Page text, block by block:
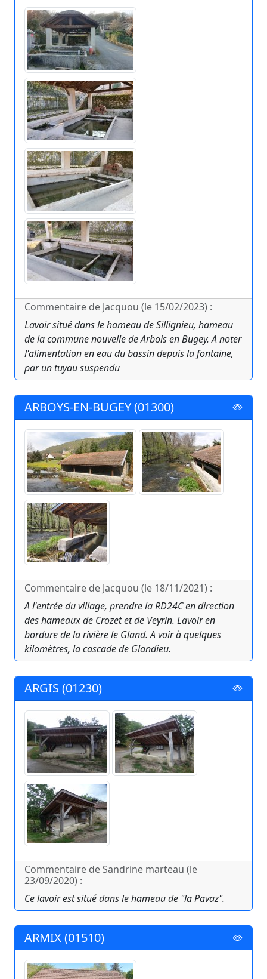
Commentaire de Jacquou (le 15/02/2023) :
Lavoir situé dans le hameau de Sillignieu, hameau
de la commune nouvelle de Arbois en Bugey. A noter
l'alimentation en eau du bassin depuis la fontaine,
par un tuyau suspendu
ARBOYS-EN-BUGEY (01300)
Commentaire de Jacquou (le 18/11/2021) :
A l'entrée du village, prendre la RD24C en direction
des hameaux de Crozet et de Veyrin. Lavoir en
bordure de la rivière le Gland. A voir à quelques
kilomètres, la cascade de Glandieu.
ARGIS (01230)
Commentaire de Sandrine marteau (le
23/09/2020) :
Ce lavoir est situé dans le hameau de "la Pavaz".
ARMIX (01510)